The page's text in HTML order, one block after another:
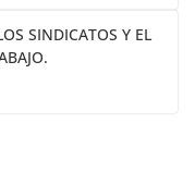
SINDICATOS Y EL